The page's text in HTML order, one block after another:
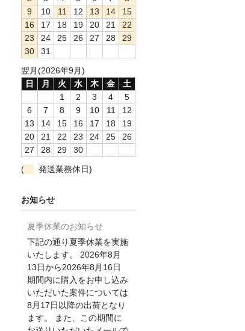
9
10 11 12 13 14
15
16
17 18 19 20 21
22
23
24 25 26 27 28
29
30
31
翌月(2026年9月)
日
月 火 水 木 金
土
1
2 3 4
5
6
7 8 9 10 11
12
13
14 15 16 17 18
19
20
21 22 23 24 25
26
27
28 29
30
(
発送業務休日)
お知らせ
夏季休業のお知らせ
下記の通り夏季休業を実施
いたします。 2026年8月
13日から2026年8月16日
期間内に購入をお申し込み
いただいた案件については
8月17日以降の出荷となり
ます。 また、この期間に